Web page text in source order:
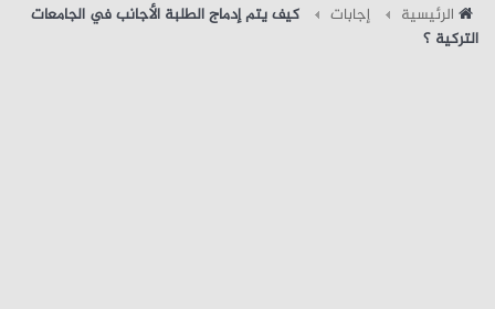
الرئيسية إجابات
كيف يتم إدماج الطلبة الأجانب في الجامعات
التركية ؟